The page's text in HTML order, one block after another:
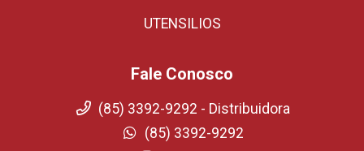
UTENSILIOS
Fale Conosco
(85) 3392-9292 - Distribuidora
(85) 3392-9292